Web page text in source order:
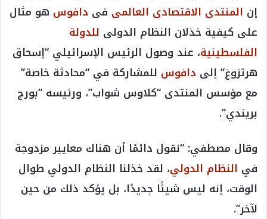
إن المنتدى الاقتصادى العالمى فى دافوس هو مثال
على كيفية خذلان النظام الدولى للدولة
الفلسطينية، عند وصول الرئيس الإسرائيلي “إسحاق
هرتزوغ” إلى دافوس للمشاركة في “محادثة خاصة”
مع مؤسس المنتدى “كلاوس شواب”، ورئيسه “بورج
بريندي”.
وقال مصطفي: “نقول دائمًا أن هناك معايير مزدوجة
في النظام الدولي، لقد خذلنا النظام الدولي طوال
الوقت، إنه ليس شيئًا جديدًا، بل يؤكد ذلك من حين
لآخر”.